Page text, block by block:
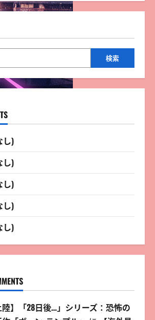
検索
し)
し)
し)
し)
し)
陸】「28日後…」シリーズ：恐怖の